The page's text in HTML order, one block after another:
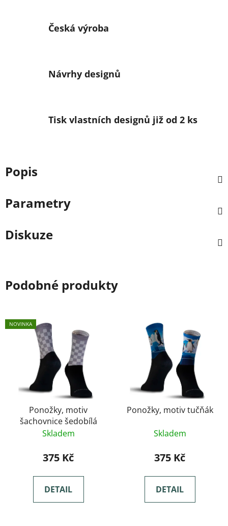
Česká výroba
Návrhy designů
Tisk vlastních designů již od 2 ks
Popis
Parametry
Diskuze
Podobné produkty
NOVINKA
Ponožky, motiv
šachovnice šedobílá
Skladem
375 Kč
DETAIL
Ponožky, motiv tučňák
Skladem
375 Kč
DETAIL